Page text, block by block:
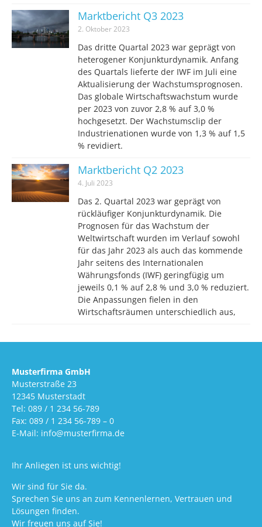
Marktbericht Q3 2023
2. Oktober 2023
Das dritte Quartal 2023 war geprägt von
heterogener Konjunkturdynamik. Anfang
des Quartals lieferte der IWF im Juli eine
Aktualisierung der Wachstumsprognosen.
Das globale Wirtschaftswachstum wurde
per 2023 von zuvor 2,8 % auf 3,0 %
hochgesetzt. Der Wachstumsclip der
Industrienationen wurde von 1,3 % auf 1,5
% revidiert.
Marktbericht Q2 2023
4. Juli 2023
Das 2. Quartal 2023 war geprägt von
rückläufiger Konjunkturdynamik. Die
Prognosen für das Wachstum der
Weltwirtschaft wurden im Verlauf sowohl
für das Jahr 2023 als auch das kommende
Jahr seitens des Internationalen
Währungsfonds (IWF) geringfügig um
jeweils 0,1 % auf 2,8 % und 3,0 % reduziert.
Die Anpassungen fielen in den
Wirtschaftsräumen unterschiedlich aus,
Musterfirma GmbH
Musterstraße 23
12345 Musterstadt
Tel: 089 / 1 234 56-789
Fax: 089 / 1 234 56-789 – 0
E-Mail: info@musterfirma.de
Ihr Anliegen ist uns wichtig!
Wir sind für Sie da.
Sprechen Sie uns an zum Kennenlernen, Vertrauen und
Lösungen finden.
Wir freuen uns auf Sie!